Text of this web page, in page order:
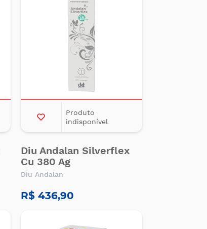
Produto
indisponível
Diu Andalan Silverflex
Cu 380 Ag
Diu Andalan
R$ 436,90